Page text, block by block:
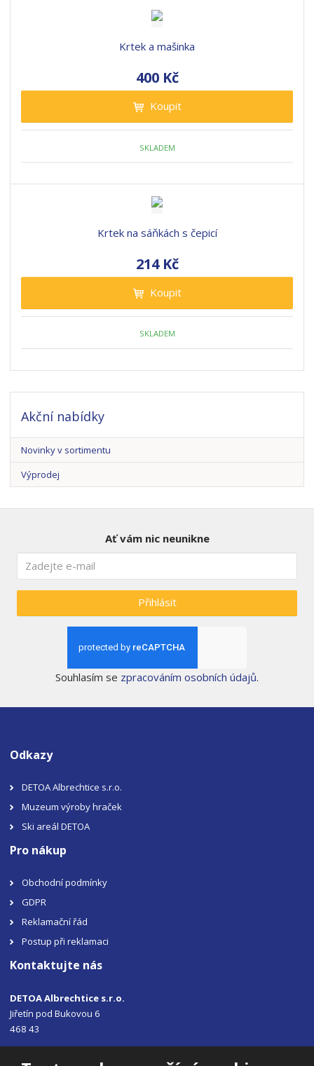
Krtek a mašinka
400 Kč
Koupit
SKLADEM
Krtek na sáňkách s čepicí
214 Kč
Koupit
SKLADEM
Akční nabídky
Novinky v sortimentu
Výprodej
Ať vám nic neunikne
Přihlásit
Souhlasím se zpracováním osobních údajů.
Odkazy
DETOA Albrechtice s.r.o.
Muzeum výroby hraček
Ski areál DETOA
Pro nákup
Obchodní podmínky
GDPR
Reklamační řád
Postup při reklamaci
Kontaktujte nás
DETOA Albrechtice s.r.o.
Jiřetín pod Bukovou 6
468 43